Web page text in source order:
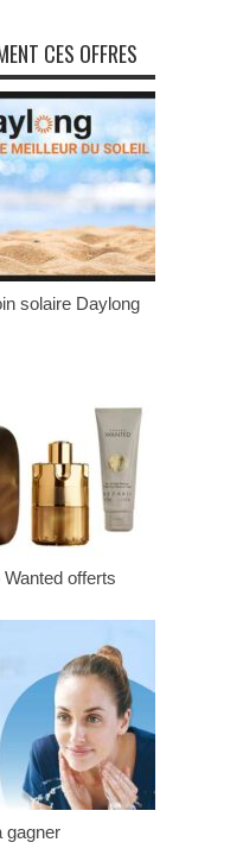
CES OFFRES
solaire Daylong
offerts
gagner